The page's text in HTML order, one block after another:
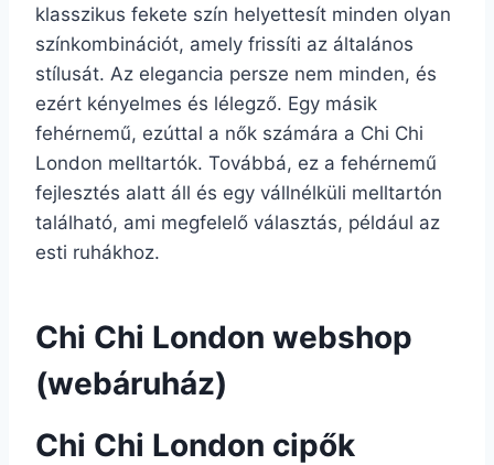
klasszikus fekete szín helyettesít minden olyan
színkombinációt, amely frissíti az általános
stílusát. Az elegancia persze nem minden, és
ezért kényelmes és lélegző. Egy másik
fehérnemű, ezúttal a nők számára a Chi Chi
London melltartók. Továbbá, ez a fehérnemű
fejlesztés alatt áll és egy vállnélküli melltartón
található, ami megfelelő választás, például az
esti ruhákhoz.
Chi Chi London webshop
(webáruház)
Chi Chi London cipők